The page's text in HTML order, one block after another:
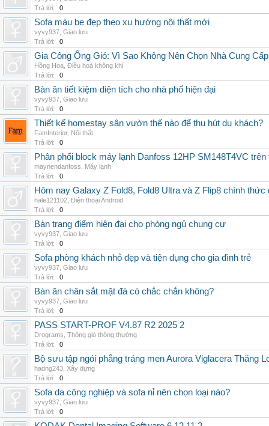
Trả lời:
0
Sofa màu be đẹp theo xu hướng nội thất mới
vyvy937 Giao lưu
Trả lời:
0
Gia Công Ống Gió: Vì Sao Không Nên Chọn Nhà Cung
Hồng Hoa Điều hoà không khí
Trả lời:
0
Bàn ăn tiết kiệm diện tích cho nhà phố hiện đại
vyvy937 Giao lưu
Trả lời:
0
Thiết kế homestay sân vườn thế nào để thu hút du khách?
FamInterior, Nội thất
Trả lời:
0
Phân phối block máy lạnh Danfoss 12HP SM148T4VC
maynendanfoss
Máy lạnh
Trả lời:
0
Hôm nay Galaxy Z Fold8, Fold8 Ultra và Z Flip8 chính
hale121102 Điện thoại Android
Trả lời:
0
Bàn trang điểm hiện đại cho phòng ngủ chung cư
vyvy937 Giao lưu
Trả lời:
0
Sofa phòng khách nhỏ đẹp và tiện dụng cho gia đình trẻ
vyvy937 Giao lưu
Trả lời:
0
Bàn ăn chân sắt mặt đá có chắc chắn không?
vyvy937 Giao lưu
Trả lời:
0
PASS START-PROF V4.87 R2 2025 2
Drograms Thông gió thông thường
Trả lời:
0
Bộ sưu tập ngói phẳng tráng men Aurora Viglacera Thăng
hadng243 Xây dựng
Trả lời:
0
Sofa da công nghiệp và sofa nỉ nên chọn loại nào?
vyvy937 Giao lưu
Trả lời:
0